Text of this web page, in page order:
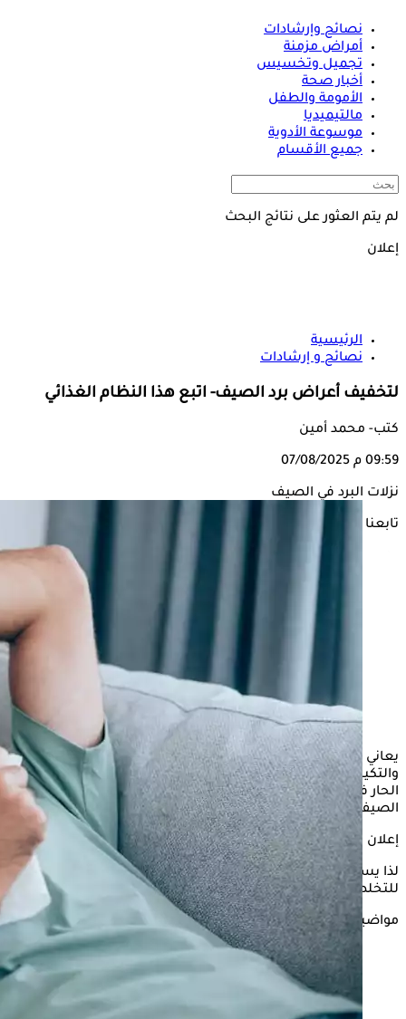
نصائح وإرشادات
أمراض مزمنة
تجميل وتخسيس
أخبار صحة
الأمومة والطفل
مالتيميديا
موسوعة الأدوية
جميع الأقسام
لم يتم العثور على نتائج البحث
إعلان
الرئيسية
نصائح و إرشادات
لتخفيف أعراض برد الصيف- اتبع هذا النظام الغذائي
كتب- محمد أمين
09:59 م 07/08/2025
نزلات البرد في الصيف
تابعنا على
يعاني البعض من برد الصيف، بسبب النوم أمام المراوح
والتكييفات، وكذا الجلوس في الأماكن الباردة ثم الخروج للطقس
الحار في الخارج، هذا كله ما يسبب الإصابة بالإنفلونزا ودورالبردفي
الصيف.
إعلان
لذا يستعرض "الكونسلتو" في السطور التالية، أفضل نظام غذائي
للتخلص من
برد الصيفوتخفيف أعراضه، بحسب "healthline".
مواضيع ذات صلة